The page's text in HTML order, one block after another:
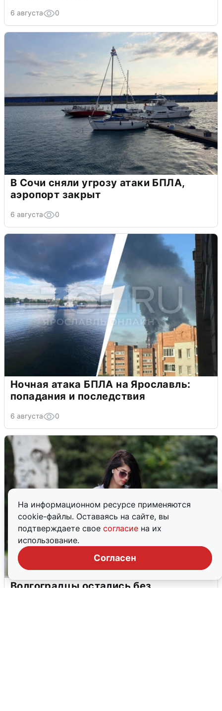
На информационном ресурсе применяются
cookie-файлы. Оставаясь на сайте, вы
подтверждаете свое согласие на их
использование.
Согласен
6 августа 0
В Сочи сняли угрозу атаки БПЛА,
аэропорт закрыт
6 августа 0
Ночная атака БПЛА на Ярославль:
попадания и последствия
6 августа 0
Волгоградцы остались без